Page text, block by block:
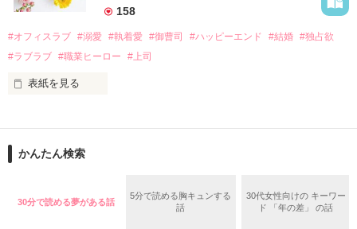
夏木美桜(なつきみお)
鳴海哲平 (なるみてっぺい)
2026.6.5～2026.7.25
＊以前、公開していた話の改稿版です＊
なぜか恭司から飼い猫の世話係を命じられた美桜は、猫の世
の関係となってしまい――？
158
#オフィスラブ #溺愛 #執着愛 #御曹司 #ハッピーエンド #結婚 #独占欲
#ラブラブ #職業ヒーロー #上司
表紙を見る
ションの企画戦略室で働いている。
めた、同期で恋人の石垣守（26）がいるのだが、後輩の姫原由
守と由羅から『便利屋雛子』と馬鹿にされ、一人こっそり泣い
かんたん検索
30分で読める夢がある話
5分で読める胸キュンする
話
30代女性向けの キーワー
ド 「年の差」 の話